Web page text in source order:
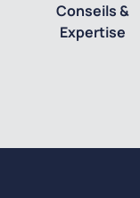
Conseils &
Expertise